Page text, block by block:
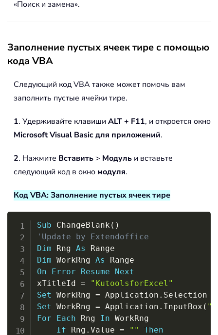
«Поиск и замена».
Заполнение пустых ячеек тире с помощью
кода VBA
Следующий код VBA также может помочь вам
заполнить пустые ячейки тире.
1. Удерживайте клавиши ALT + F11, и откроется окно
Microsoft Visual Basic для приложений.
2. Нажмите Вставить > Модуль и вставьте
следующий код в окно модуля.
Код VBA: Заполнение пустых ячеек тире
Sub ChangeBlank ( )
'Update by Extendoffice
Dim Rng As
Dim WorkRng As
On
Error Resume
Next
xTitleId =
"KutoolsforExcel"
Set WorkRng = Application .
Set WorkRng = Application . InputBox (
For
Each Rng In WorkRng
If Rng . Value = ""
Then